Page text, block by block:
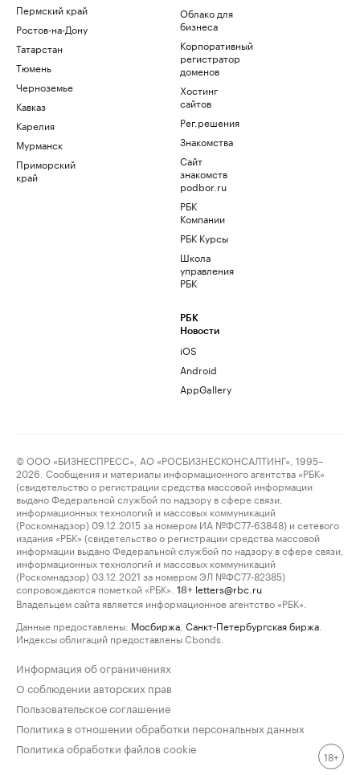
Пермский край
Ростов-на-Дону
Татарстан
Тюмень
Черноземье
Кавказ
Карелия
Мурманск
Приморский
край
Облако для
бизнеса
Корпоративный
регистратор
доменов
Хостинг
сайтов
Рег.решения
Знакомства
Сайт
знакомств
podbor.ru
РБК
Компании
РБК Курсы
Школа
управления
РБК
РБК
Новости
iOS
Android
AppGallery
© ООО «БИЗНЕСПРЕСС», АО «РОСБИЗНЕСКОНСАЛТИНГ», 1995–
2026. Сообщения и материалы информационного агентства «РБК»
(свидетельство о регистрации средства массовой информации
выдано Федеральной службой по надзору в сфере связи,
информационных технологий и массовых коммуникаций
(Роскомнадзор) 09.12.2015 за номером ИА №ФС77-63848) и сетевого
издания «РБК» (свидетельство о регистрации средства массовой
информации выдано Федеральной службой по надзору в сфере связи,
информационных технологий и массовых коммуникаций
(Роскомнадзор) 03.12.2021 за номером ЭЛ №ФС77-82385)
сопровождаются пометкой «РБК».
18+ letters@rbc.ru
Владельцем сайта является информационное агентство «РБК».
Данные предоставлены: Мосбиржа Санкт-Петербургская биржа
Индексы облигаций предоставлены Cbonds.
Информация об ограничениях
О соблюдении авторских прав
Пользовательское соглашение
Политика в отношении обработки персональных данных
Политика обработки файлов cookie
18+